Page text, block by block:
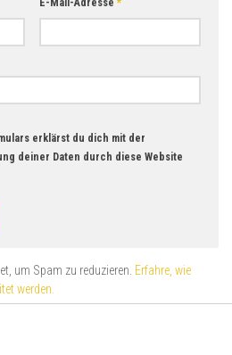
erklärst du dich mit der
deiner Daten durch diese Website
um Spam zu reduzieren. Erfahre, wie
werden.